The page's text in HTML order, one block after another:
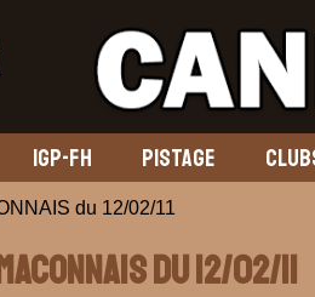
IGP-FH PISTAGE
du 12/02/11
du 12/02/11